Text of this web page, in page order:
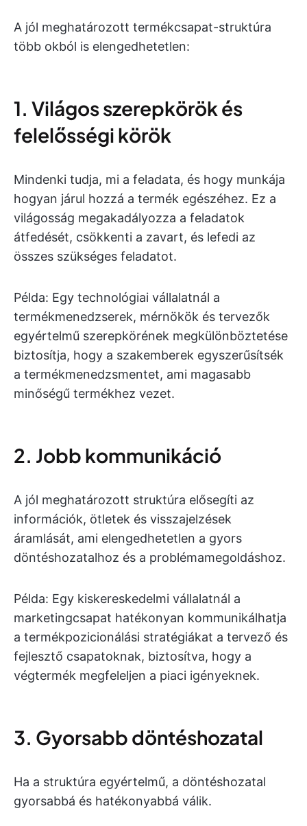
A jól meghatározott termékcsapat-struktúra
több okból is elengedhetetlen:
1. Világos szerepkörök és
felelősségi körök
Mindenki tudja, mi a feladata, és hogy munkája
hogyan járul hozzá a termék egészéhez. Ez a
világosság megakadályozza a feladatok
átfedését, csökkenti a zavart, és lefedi az
összes szükséges feladatot.
Példa: Egy technológiai vállalatnál a
termékmenedzserek, mérnökök és tervezők
egyértelmű szerepkörének megkülönböztetése
biztosítja, hogy a szakemberek egyszerűsítsék
a termékmenedzsmentet, ami magasabb
minőségű termékhez vezet.
2. Jobb kommunikáció
A jól meghatározott struktúra elősegíti az
információk, ötletek és visszajelzések
áramlását, ami elengedhetetlen a gyors
döntéshozatalhoz és a problémamegoldáshoz.
Példa: Egy kiskereskedelmi vállalatnál a
marketingcsapat hatékonyan kommunikálhatja
a termékpozicionálási stratégiákat a tervező és
fejlesztő csapatoknak, biztosítva, hogy a
végtermék megfeleljen a piaci igényeknek.
3. Gyorsabb döntéshozatal
Ha a struktúra egyértelmű, a döntéshozatal
gyorsabbá és hatékonyabbá válik.